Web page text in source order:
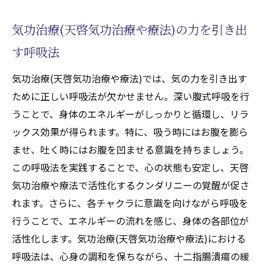
気功治療(天啓気功治療や療法)の力を引き出
す呼吸法
気功治療(天啓気功治療や療法)では、気の力を引き出す
ために正しい呼吸法が欠かせません。深い腹式呼吸を行
うことで、身体のエネルギーがしっかりと循環し、リラ
ックス効果が得られます。特に、吸う時にはお腹を膨ら
ませ、吐く時にはお腹を凹ませる意識を持ちましょう。
この呼吸法を実践することで、心の状態も安定し、天啓
気功治療や療法で活性化するクンダリニーの覚醒が促さ
れます。さらに、各チャクラに意識を向けながら呼吸を
行うことで、エネルギーの流れを感じ、身体の各部位が
活性化します。気功治療(天啓気功治療や療法)における
呼吸法は、心身の調和を保ちながら、十二指腸潰瘍の緩